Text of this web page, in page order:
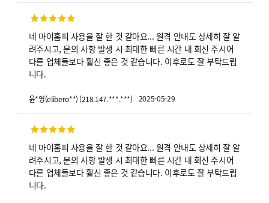
네 마이홈피 사용을 잘 한 것 같아요... 원격 안내도 상세히 잘 알
려주시고, 문의 사항 발생 시 최대한 빠른 시간 내 회신 주시어
다른 업체들보다 훨신 좋은 것 같습니다. 이후로도 잘 부탁드립
니다.
윤*영(elibero**) (218.147.***.***) 2025-05-29
네 마이홈피 사용을 잘 한 것 같아요... 원격 안내도 상세히 잘 알
려주시고, 문의 사항 발생 시 최대한 빠른 시간 내 회신 주시어
다른 업체들보다 훨신 좋은 것 같습니다. 이후로도 잘 부탁드립
니다.